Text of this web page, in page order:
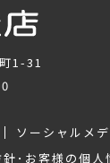
1-31
ソーシャルメ
･お客様の個人